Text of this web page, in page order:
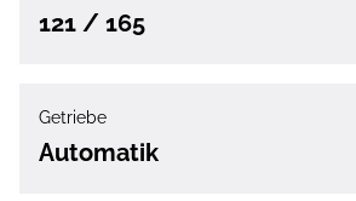
121 / 165
Getriebe
Automatik